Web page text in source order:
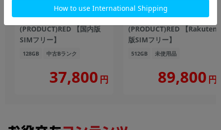
【第3世代】 iPhoneSE
A2782 (MMYH3J/A) 128GB
(PRODUCT)RED 【国内版
SIMフリー】
128GB 中古Bランク
37,800 円
iPhone14 Plus A2885
(MQ4V3J/A) 512GB
(PRODUCT)RED 【Rakuten
版SIMフリー】
512GB 未使用品
89,800 円